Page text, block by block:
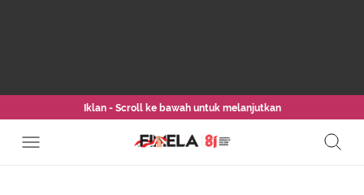
Iklan - Scroll ke bawah untuk melanjutkan